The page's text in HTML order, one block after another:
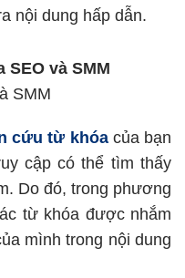
nội dung hấp dẫn.
SMM
cứu từ khóacủa bạn
cập có thể tìm thấy
Do đó, trong phương
từ khóa được nhắm
mình trong nội dung